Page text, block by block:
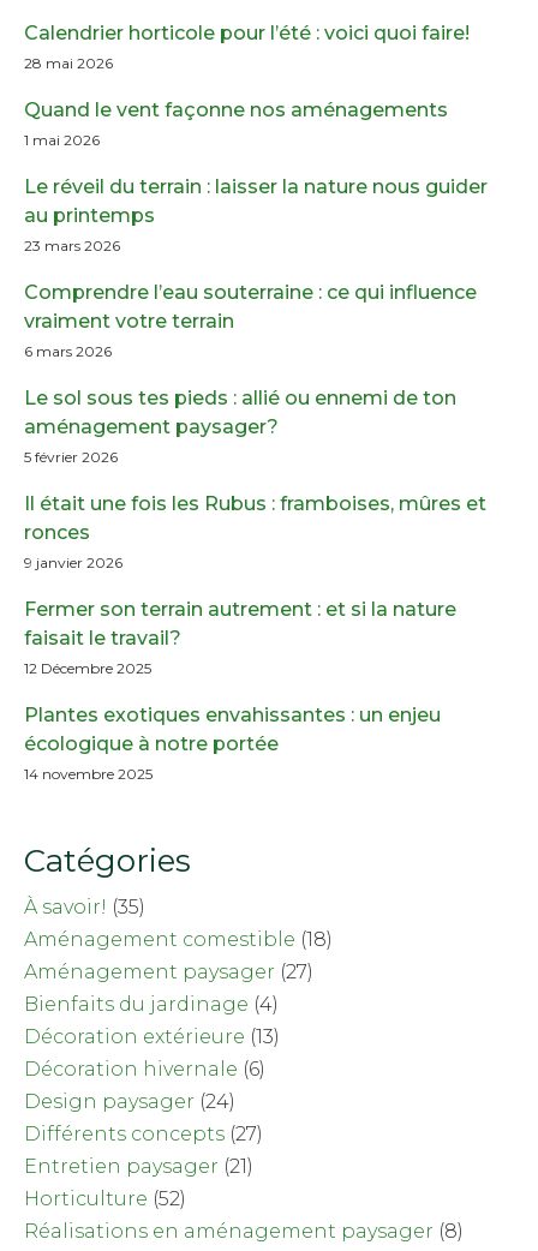
Calendrier horticole pour l’été : voici quoi faire!
28 mai 2026
Quand le vent façonne nos aménagements
1 mai 2026
Le réveil du terrain : laisser la nature nous guider
au printemps
23 mars 2026
Comprendre l’eau souterraine : ce qui influence
vraiment votre terrain
6 mars 2026
Le sol sous tes pieds : allié ou ennemi de ton
aménagement paysager?
5 février 2026
Il était une fois les Rubus : framboises, mûres et
ronces
9 janvier 2026
Fermer son terrain autrement : et si la nature
faisait le travail?
12 Décembre 2025
Plantes exotiques envahissantes : un enjeu
écologique à notre portée
14 novembre 2025
Catégories
À savoir! (35)
Aménagement comestible (18)
Aménagement paysager (27)
Bienfaits du jardinage (4)
Décoration extérieure (13)
Décoration hivernale (6)
Design paysager (24)
Différents concepts (27)
Entretien paysager (21)
Horticulture (52)
Réalisations en aménagement paysager (8)